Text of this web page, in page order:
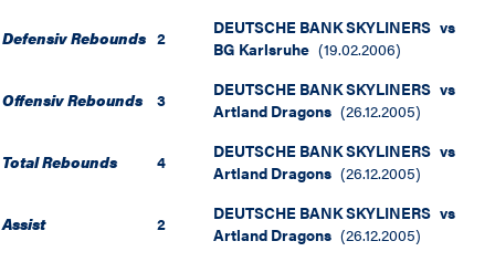
Defensiv Rebounds 2 DEUTSCHE BANK SKYLINERS vs
BG Karlsruhe (19.02.2006)
Offensiv Rebounds 3 DEUTSCHE BANK SKYLINERS vs
Artland Dragons (26.12.2005)
Total Rebounds 4 DEUTSCHE BANK SKYLINERS vs
Artland Dragons (26.12.2005)
Assist 2 DEUTSCHE BANK SKYLINERS vs
Artland Dragons (26.12.2005)